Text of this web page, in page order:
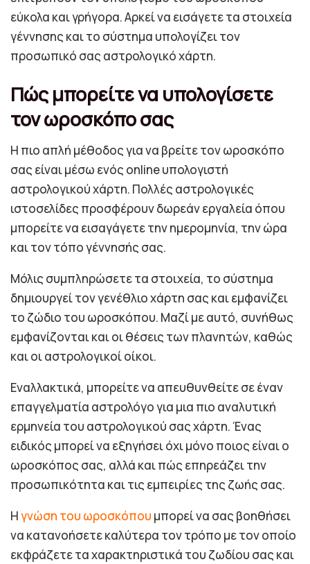
εύκολα και γρήγορα. Αρκεί να εισάγετε τα στοιχεία
γέννησης και το σύστημα υπολογίζει τον
προσωπικό σας αστρολογικό χάρτη.
Πώς μπορείτε να υπολογίσετε
τον ωροσκόπο σας
Η πιο απλή μέθοδος για να βρείτε τον ωροσκόπο
σας είναι μέσω ενός online υπολογιστή
αστρολογικού χάρτη. Πολλές αστρολογικές
ιστοσελίδες προσφέρουν δωρεάν εργαλεία όπου
μπορείτε να εισαγάγετε την ημερομηνία, την ώρα
και τον τόπο γέννησής σας.
Μόλις συμπληρώσετε τα στοιχεία, το σύστημα
δημιουργεί τον γενέθλιο χάρτη σας και εμφανίζει
το ζώδιο του ωροσκόπου. Μαζί με αυτό, συνήθως
εμφανίζονται και οι θέσεις των πλανητών, καθώς
και οι αστρολογικοί οίκοι.
Εναλλακτικά, μπορείτε να απευθυνθείτε σε έναν
επαγγελματία αστρολόγο για μια πιο αναλυτική
ερμηνεία του αστρολογικού σας χάρτη. Ένας
ειδικός μπορεί να εξηγήσει όχι μόνο ποιος είναι ο
ωροσκόπος σας, αλλά και πώς επηρεάζει την
προσωπικότητα και τις εμπειρίες της ζωής σας.
Ηγνώση του ωροσκόπου μπορεί να σας βοηθήσει
να κατανοήσετε καλύτερα τον τρόπο με τον οποίο
εκφράζετε τα χαρακτηριστικά του ζωδίου σας και